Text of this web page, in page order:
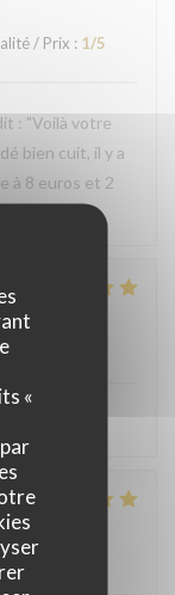
«
/ Prix : 1/5
: "Voilà votre
bien cuit, il y a
à 8 euros et 2
/ Prix
/ Prix